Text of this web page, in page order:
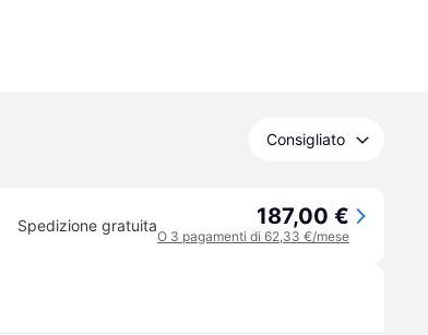
Consigliato
Spedizione gratuita 187,00 €
O 3 pagamenti di 62,33 €/mese